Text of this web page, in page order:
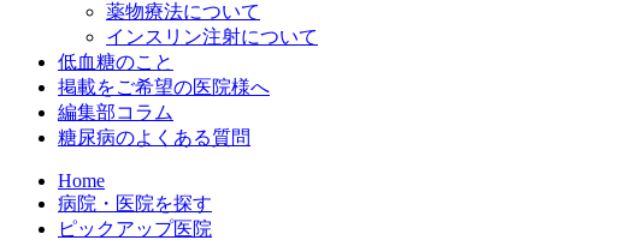
薬物療法について
インスリン注射について
低血糖のこと
掲載をご希望の医院様へ
編集部コラム
糖尿病のよくある質問
Home
病院・医院を探す
ピックアップ医院